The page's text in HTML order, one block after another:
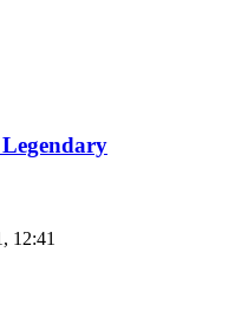
12:41